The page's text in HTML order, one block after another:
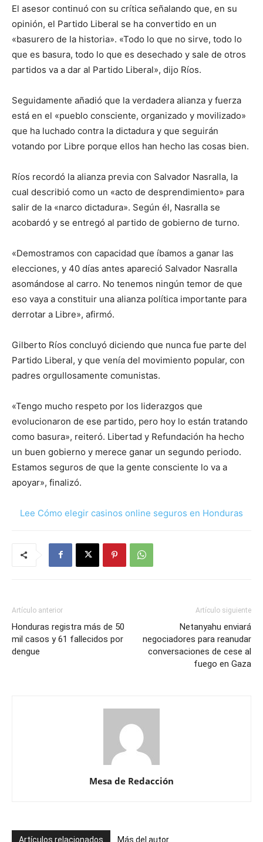
El asesor continuó con su crítica señalando que, en su
opinión, el Partido Liberal se ha convertido en un
«basurero de la historia». «Todo lo que no sirve, todo lo
que es basura, todo lo que es desechado y sale de otros
partidos va a dar al Partido Liberal», dijo Ríos.
Seguidamente añadió que la verdadera alianza y fuerza
está en el «pueblo consciente, organizado y movilizado»
que ha luchado contra la dictadura y que seguirán
votando por Libre porque ellos han hecho las cosas bien.
Ríos recordó la alianza previa con Salvador Nasralla, la
cual describió como un «acto de desprendimiento» para
salir de la «narco dictadura». Según él, Nasralla se
acobardó y se entregó al partido de gobierno de turno.
«Demostramos con capacidad que íbamos a ganar las
elecciones, y 40 días antes apareció Salvador Nasralla
asomándose al carro. No tenemos ningún temor de que
eso vaya a constituir una alianza política importante para
derrotar a Libre», afirmó.
Gilberto Ríos concluyó diciendo que nunca fue parte del
Partido Liberal, y que venía del movimiento popular, con
padres orgullosamente comunistas.
«Tengo mucho respeto por los liderazgos que
evolucionaron de ese partido, pero hoy lo están tratando
como basura», reiteró. Libertad y Refundación ha hecho
un buen gobierno y merece ganar un segundo periodo.
Estamos seguros de que la gente consciente lo va a
apoyar», finalizó.
Lee Cómo elegir casinos online seguros en Honduras
Artículo anterior
Honduras registra más de 50
mil casos y 61 fallecidos por
dengue
Artículo siguiente
Netanyahu enviará
negociadores para reanudar
conversaciones de cese al
fuego en Gaza
Mesa de Redacción
Artículos relacionados Más del autor